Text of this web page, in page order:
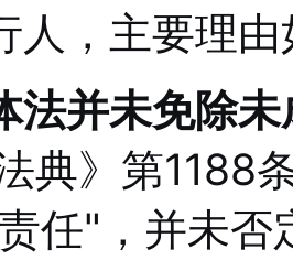
人，主要理
法并未免除
典》第1188
任"，并未